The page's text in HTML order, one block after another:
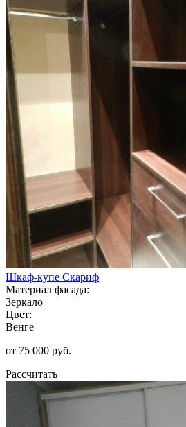
Шкаф-купе Скариф
Материал фасада:
Зеркало
Цвет:
Венге
от 75 000 руб.
Рассчитать